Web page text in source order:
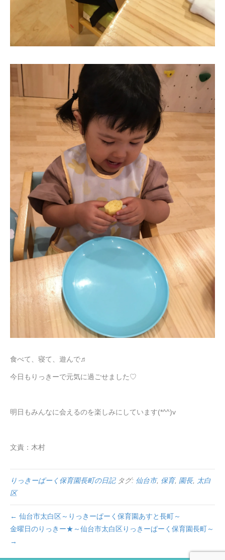
食べて、寝て、遊んで♬
今日もりっきーで元気に過ごせました♡
明日もみんなに会えるのを楽しみにしています(*^^)v
文責：木村
りっきーぱーく保育園長町の日記タグ: 仙台市, 保育, 園長, 太白
区
← 仙台市太白区～りっきーぱーく保育園あすと長町～
金曜日のりっきー★～仙台市太白区りっきーぱーく保育園長町～
→